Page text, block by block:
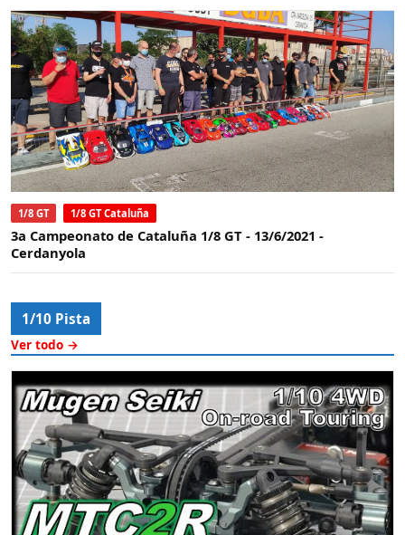
1/8 GT 1/8 GT Cataluña
3a Campeonato de Cataluña 1/8 GT - 13/6/2021 -
Cerdanyola
1/10 Pista
Ver todo →